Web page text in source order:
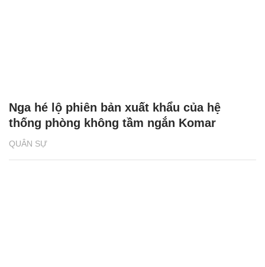
QUÂN SỰ
Nga hé lộ phiên bản xuất khẩu của hệ
thống phòng không tầm ngắn Komar